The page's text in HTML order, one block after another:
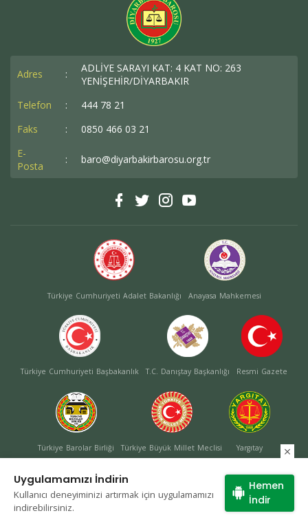
Uygulamamızı İndirin
Kullanıcı deneyiminizi artırmak için uygulamamızı
indirebilirsiniz.
Hemen
İndir
Adres :
ADLİYE SARAYI KAT: 4 KAT NO: 263
YENİŞEHİR/DİYARBAKIR
Telefon
:
444 78 21
Faks
:
0850 466 03 21
E-
Posta
: baro@diyarbakirbarosu.org.tr
Türkiye Cumhuriyeti Adalet Bakanlığı Anayasa Mahkemesi
Türkiye Cumhuriyeti Başbakanlık T.C. Danıştay Başkanlığı Resmi Gazete
Türkiye Barolar Birliği Türkiye Büyük Millet Meclisi Yargıtay
Site Haritası